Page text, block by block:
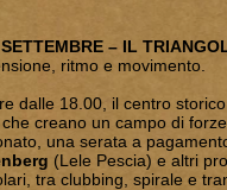
– IL
ritmo e movimento.
dalle 18.00, il centro
creano un campo di
una serata a
(Lele Pescia) e altri
tra clubbing, spirale e